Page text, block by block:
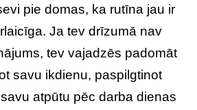
pie domas, ka rutīna jau ir
Ja tev drīzumā nav
tev vajadzēs padomāt
savu ikdienu, paspilgtinot
atpūtu pēc darba dienas